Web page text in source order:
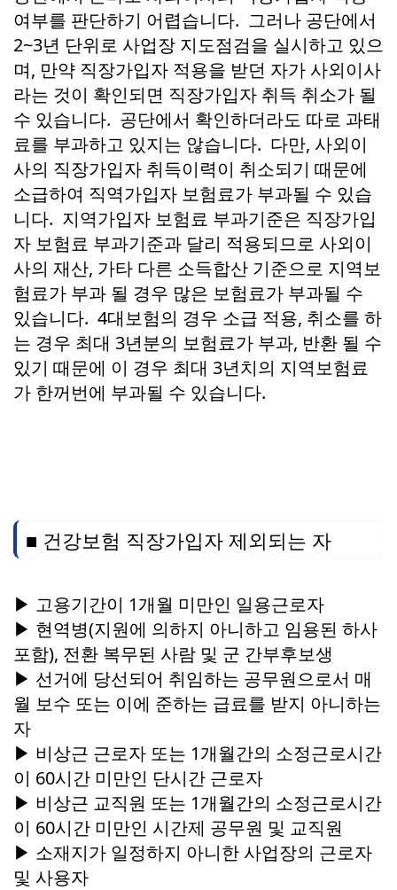
여부를 판단하기 어렵습니다. 그러나 공단에서
2~3년 단위로 사업장 지도점검을 실시하고 있으
며, 만약 직장가입자 적용을 받던 자가 사외이사
라는 것이 확인되면 직장가입자 취득 취소가 될
수 있습니다. 공단에서 확인하더라도 따로 과태
료를 부과하고 있지는 않습니다. 다만, 사외이
사의 직장가입자 취득이력이 취소되기 때문에
소급하여 직역가입자 보험료가 부과될 수 있습
니다. 지역가입자 보험료 부과기준은 직장가입
자 보험료 부과기준과 달리 적용되므로 사외이
사의 재산, 가타 다른 소득합산 기준으로 지역보
험료가 부과 될 경우 많은 보험료가 부과될 수
있습니다. 4대보험의 경우 소급 적용, 취소를 하
는 경우 최대 3년분의 보험료가 부과, 반환 될 수
있기 때문에 이 경우 최대 3년치의 지역보험료
가 한꺼번에 부과될 수 있습니다.
■ 건강보험 직장가입자 제외되는 자
▶ 고용기간이 1개월 미만인 일용근로자
▶ 현역병(지원에 의하지 아니하고 임용된 하사
포함), 전환 복무된 사람 및 군 간부후보생
▶ 선거에 당선되어 취임하는 공무원으로서 매
월 보수 또는 이에 준하는 급료를 받지 아니하는
자
▶ 비상근 근로자 또는 1개월간의 소정근로시간
이 60시간 미만인 단시간 근로자
▶ 비상근 교직원 또는 1개월간의 소정근로시간
이 60시간 미만인 시간제 공무원 및 교직원
▶ 소재지가 일정하지 아니한 사업장의 근로자
및 사용자